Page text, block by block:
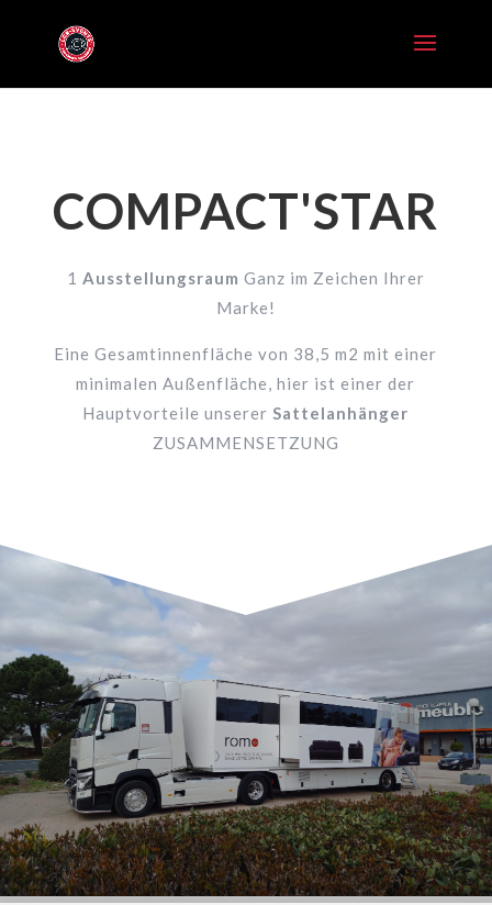
COMPACT'STAR
1 Ausstellungsraum Ganz im Zeichen Ihrer
Marke!
Eine Gesamtinnenfläche von 38,5 m2 mit einer
minimalen Außenfläche, hier ist einer der
Hauptvorteile unsererSattelanhänger
ZUSAMMENSETZUNG